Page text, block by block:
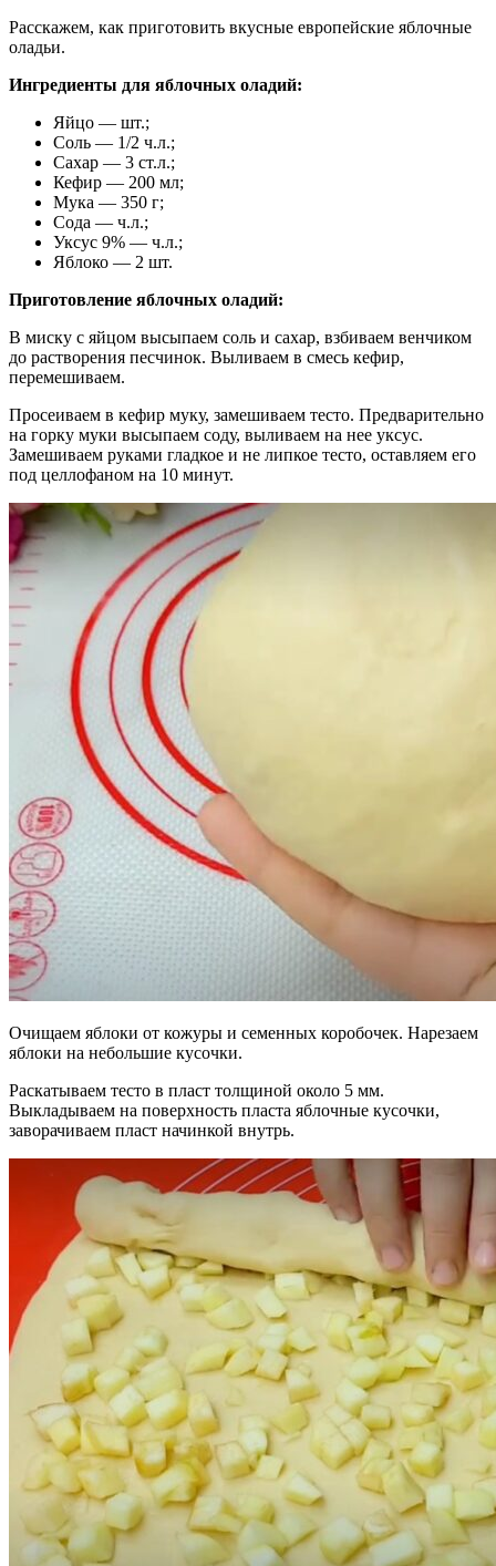
Расскажем, как приготовить вкусные европейские яблочные
оладьи.
Ингредиенты для яблочных оладий:
Яйцо — шт.;
Соль — 1/2 ч.л.;
Сахар — 3 ст.л.;
Кефир — 200 мл;
Мука — 350 г;
Сода — ч.л.;
Уксус 9% — ч.л.;
Яблоко — 2 шт.
Приготовление яблочных оладий:
В миску с яйцом высыпаем соль и сахар, взбиваем венчиком
до растворения песчинок. Выливаем в смесь кефир,
перемешиваем.
Просеиваем в кефир муку, замешиваем тесто. Предварительно
на горку муки высыпаем соду, выливаем на нее уксус.
Замешиваем руками гладкое и не липкое тесто, оставляем его
под целлофаном на 10 минут.
Очищаем яблоки от кожуры и семенных коробочек. Нарезаем
яблоки на небольшие кусочки.
Раскатываем тесто в пласт толщиной около 5 мм.
Выкладываем на поверхность пласта яблочные кусочки,
заворачиваем пласт начинкой внутрь.